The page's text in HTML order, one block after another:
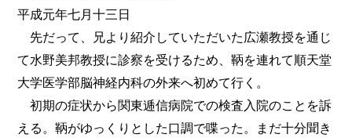
平成元年七月十三日
先だって、兄より紹介していただいた広瀬教授を通じ
て水野美邦教授に診察を受けるため、鞆を連れて順天堂
大学医学部脳神経内科の外来へ初めて行く。
初期の症状から関東逓信病院での検査入院のことを訴
える。鞆がゆっくりとした口調で喋った。まだ十分聞き